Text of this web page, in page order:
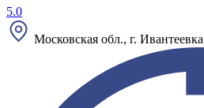
5.0
Московская обл., г.